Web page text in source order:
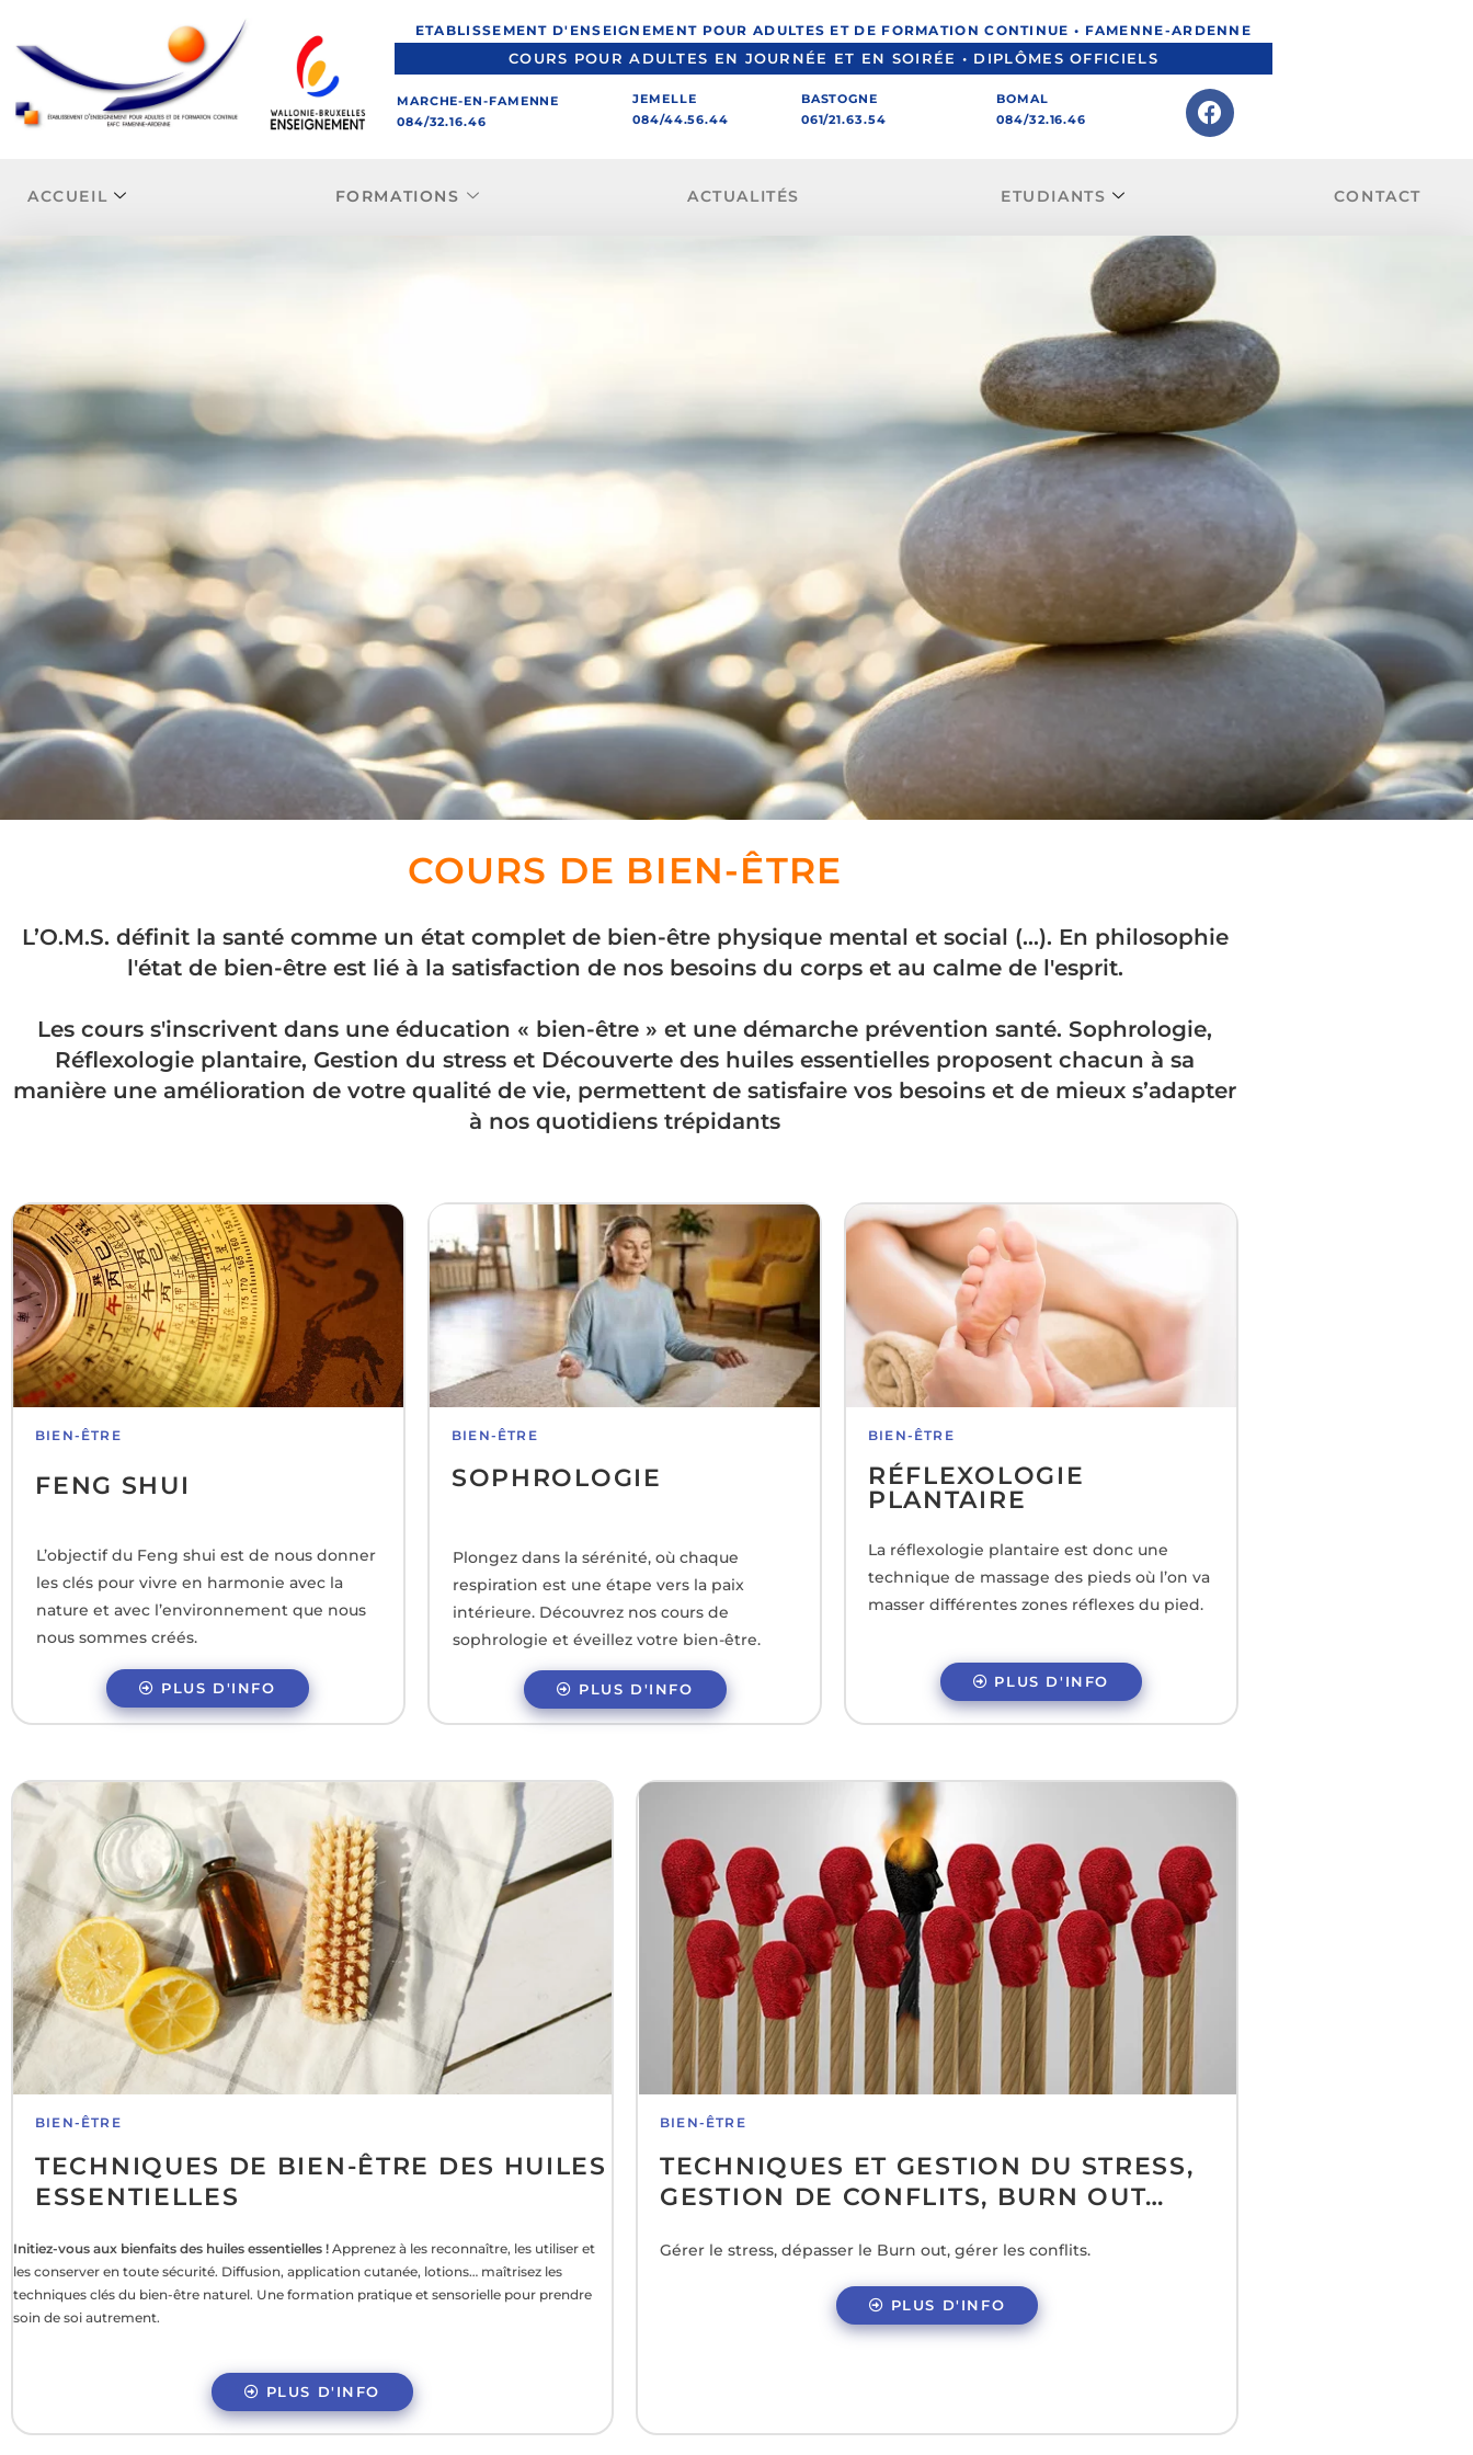
ETABLISSEMENT D'ENSEIGNEMENT POUR ADULTES ET DE FORMATION CONTINUE • FAMENNE-ARDENNE
COURS POUR ADULTES EN JOURNÉE ET EN SOIRÉE • DIPLÔMES OFFICIELS
MARCHE-EN-FAMENNE
084/32.16.46
JEMELLE
084/44.56.44
BASTOGNE
061/21.63.54
BOMAL
084/32.16.46
ACCUEIL FORMATIONS ACTUALITÉS ETUDIANTS CONTACT
COURS DE BIEN-ÊTRE
L’O.M.S. définit la santé comme un état complet de bien-être physique mental et social (…). En philosophie
l'état de bien-être est lié à la satisfaction de nos besoins du corps et au calme de l'esprit.
Les cours s'inscrivent dans une éducation « bien-être » et une démarche prévention santé. Sophrologie,
Réflexologie plantaire, Gestion du stress et Découverte des huiles essentielles proposent chacun à sa
manière une amélioration de votre qualité de vie, permettent de satisfaire vos besoins et de mieux s’adapter
à nos quotidiens trépidants
BIEN-ÊTRE​
FENG SHUI
L’objectif du Feng shui est de nous donner
les clés pour vivre en harmonie avec la
nature et avec l’environnement que nous
nous sommes créés.
PLUS D'INFO
BIEN-ÊTRE​
SOPHROLOGIE
Plongez dans la sérénité, où chaque
respiration est une étape vers la paix
intérieure. Découvrez nos cours de
sophrologie et éveillez votre bien-être.
PLUS D'INFO
BIEN-ÊTRE​
RÉFLEXOLOGIE
PLANTAIRE
La réflexologie plantaire est donc une
technique de massage des pieds où l’on va
masser différentes zones réflexes du pied.
PLUS D'INFO
BIEN-ÊTRE
TECHNIQUES DE BIEN-ÊTRE DES HUILES
ESSENTIELLES
Initiez-vous aux bienfaits des huiles essentielles ! Apprenez à les reconnaître, les utiliser et
les conserver en toute sécurité. Diffusion, application cutanée, lotions… maîtrisez les
techniques clés du bien-être naturel. Une formation pratique et sensorielle pour prendre
soin de soi autrement.
PLUS D'INFO
BIEN-ÊTRE​
TECHNIQUES ET GESTION DU STRESS,
GESTION DE CONFLITS, BURN OUT…
Gérer le stress, dépasser le Burn out, gérer les conflits.
PLUS D'INFO